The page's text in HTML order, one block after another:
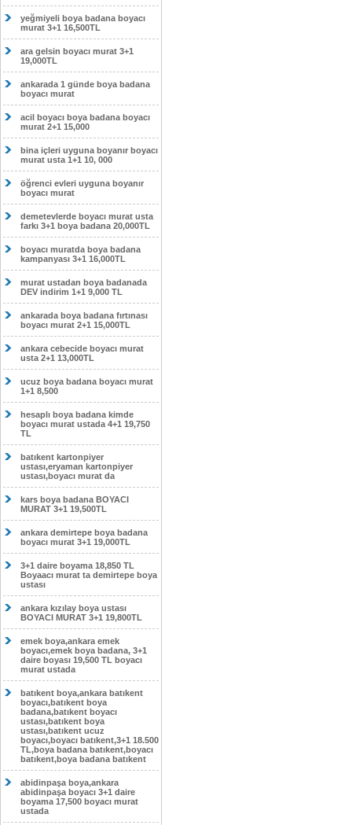
yeğmiyeli boya badana boyacı
murat 3+1 16,500TL
ara gelsin boyacı murat 3+1
19,000TL
ankarada 1 günde boya badana
boyacı murat
acil boyacı boya badana boyacı
murat 2+1 15,000
bina içleri uyguna boyanır boyacı
murat usta 1+1 10, 000
öğrenci evleri uyguna boyanır
boyacı murat
demetevlerde boyacı murat usta
farkı 3+1 boya badana 20,000TL
boyacı muratda boya badana
kampanyası 3+1 16,000TL
murat ustadan boya badanada
DEV indirim 1+1 9,000 TL
ankarada boya badana fırtınası
boyacı murat 2+1 15,000TL
ankara cebecide boyacı murat
usta 2+1 13,000TL
ucuz boya badana boyacı murat
1+1 8,500
hesaplı boya badana kimde
boyacı murat ustada 4+1 19,750
TL
batıkent kartonpiyer
ustası,eryaman kartonpiyer
ustası,boyacı murat da
kars boya badana BOYACI
MURAT 3+1 19,500TL
ankara demirtepe boya badana
boyacı murat 3+1 19,000TL
3+1 daire boyama 18,850 TL
Boyaacı murat ta demirtepe boya
ustası
ankara kızılay boya ustası
BOYACI MURAT 3+1 19,800TL
emek boya,ankara emek
boyacı,emek boya badana, 3+1
daire boyası 19,500 TL boyacı
murat ustada
batıkent boya,ankara batıkent
boyacı,batıkent boya
badana,batıkent boyacı
ustası,batıkent boya
ustası,batıkent ucuz
boyacı,boyacı batıkent,3+1 18.500
TL,boya badana batıkent,boyacı
batıkent,boya badana batıkent
abidinpaşa boya,ankara
abidinpaşa boyacı 3+1 daire
boyama 17,500 boyacı murat
ustada